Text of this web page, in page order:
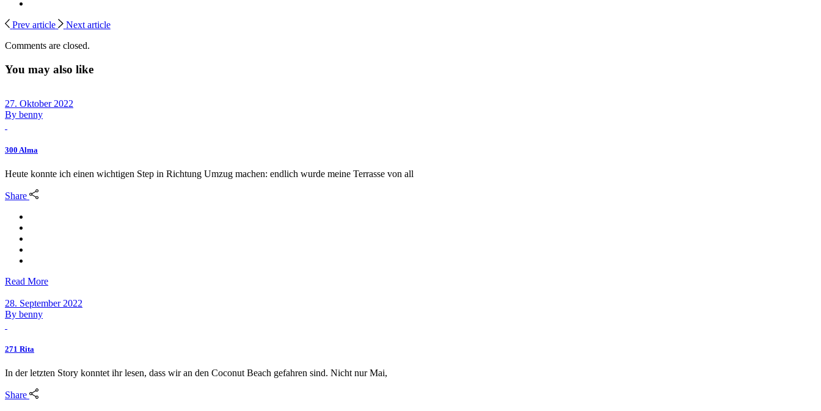
Prev article
Next article
Comments are closed.
You may also like
27. Oktober 2022
By benny
300 Alma
Heute konnte ich einen wichtigen Step in Richtung Umzug machen: endlich wurde meine Terrasse von all
Share
Read More
28. September 2022
By benny
271 Rita
In der letzten Story konntet ihr lesen, dass wir an den Coconut Beach gefahren sind. Nicht nur Mai,
Share